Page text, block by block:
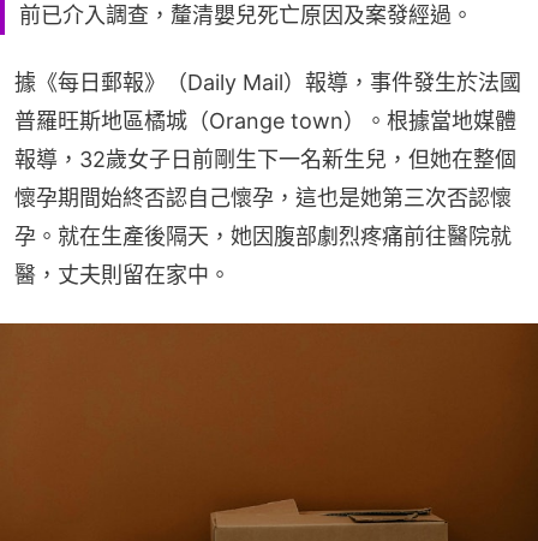
前已介入調查，釐清嬰兒死亡原因及案發經過。
據《每日郵報》（Daily Mail）報導，事件發生於法國
普羅旺斯地區橘城（Orange town）。根據當地媒體
報導，32歲女子日前剛生下一名新生兒，但她在整個
懷孕期間始終否認自己懷孕，這也是她第三次否認懷
孕。就在生產後隔天，她因腹部劇烈疼痛前往醫院就
醫，丈夫則留在家中。